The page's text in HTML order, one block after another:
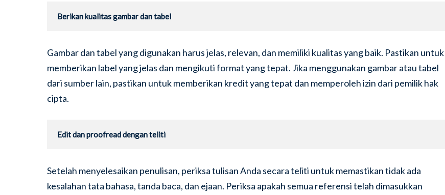
Berikan kualitas gambar dan tabel
Gambar dan tabel yang digunakan harus jelas, relevan, dan memiliki kualitas yang baik. Pastikan untuk
memberikan label yang jelas dan mengikuti format yang tepat. Jika menggunakan gambar atau tabel
dari sumber lain, pastikan untuk memberikan kredit yang tepat dan memperoleh izin dari pemilik hak
cipta.
Edit dan proofread dengan teliti
Setelah menyelesaikan penulisan, periksa tulisan Anda secara teliti untuk memastikan tidak ada
kesalahan tata bahasa, tanda baca, dan ejaan. Periksa apakah semua referensi telah dimasukkan